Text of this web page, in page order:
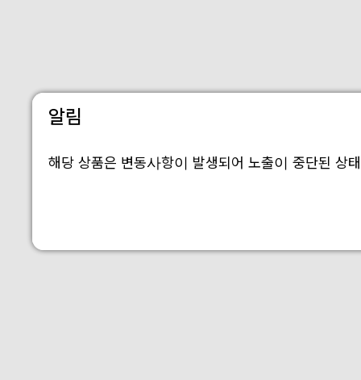
알림
해당 상품은 변동사항이 발생되어 노출이 중단된 상